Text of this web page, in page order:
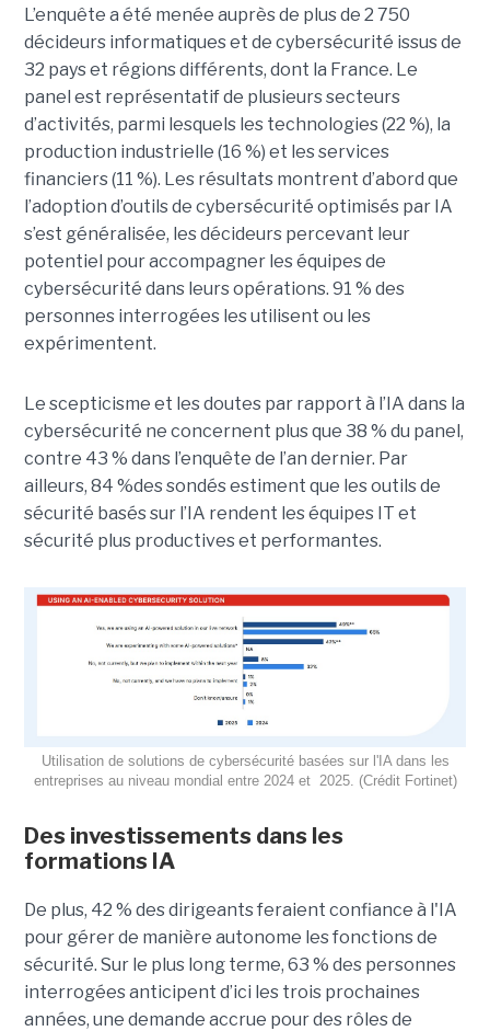
L’enquête a été menée auprès de plus de 2 750
décideurs informatiques et de cybersécurité issus de
32 pays et régions différents, dont la France. Le
panel est représentatif de plusieurs secteurs
d’activités, parmi lesquels les technologies (22 %), la
production industrielle (16 %) et les services
financiers (11 %). Les résultats montrent d’abord que
l’adoption d’outils de cybersécurité optimisés par IA
s’est généralisée, les décideurs percevant leur
potentiel pour accompagner les équipes de
cybersécurité dans leurs opérations. 91 % des
personnes interrogées les utilisent ou les
expérimentent.
Le scepticisme et les doutes par rapport à l’IA dans la
cybersécurité ne concernent plus que 38 % du panel,
contre 43 % dans l’enquête de l’an dernier. Par
ailleurs, 84 %des sondés estiment que les outils de
sécurité basés sur l’IA rendent les équipes IT et
sécurité plus productives et performantes.
Utilisation de solutions de cybersécurité basées sur l'IA dans les
entreprises au niveau mondial entre 2024 et 2025. (Crédit Fortinet)
Des investissements dans les
formations IA
De plus, 42 % des dirigeants feraient confiance à l'IA
pour gérer de manière autonome les fonctions de
sécurité. Sur le plus long terme, 63 % des personnes
interrogées anticipent d’ici les trois prochaines
années, une demande accrue pour des rôles de